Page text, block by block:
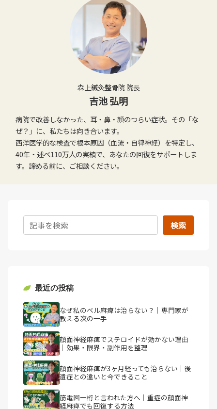
森上鍼灸整骨院 院長
吉池 弘明
病院で改善しなかった、耳・鼻・顔のつらい症状。その「な
ぜ？」に、私たちは向き合います。
西洋医学的な検査で根本原因（血流・自律神経）を特定し、
40年・述べ110万人の実績で、あなたの回復をサポートしま
す。諦める前に、ご相談ください。
検索
最近の投稿
なぜ私のベル麻痺は治らない？｜専門家が
教える次の一手
顔面神経麻痺でステロイドが効かない理由
｜効果・限界・副作用を整理
顔面神経麻痺が3ヶ月経っても治らない｜後
遺症との違いと今できること
筋電図一桁と言われた方へ｜重症の顔面神
経麻痺でも回復する方法